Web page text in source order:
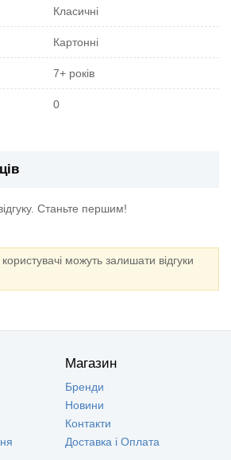
Класичні
Картонні
7+ років
0
Станьте першим!
можуть залишати відгуки
Магазин
Бренди
Новини
Контакти
Доставка і Оплата